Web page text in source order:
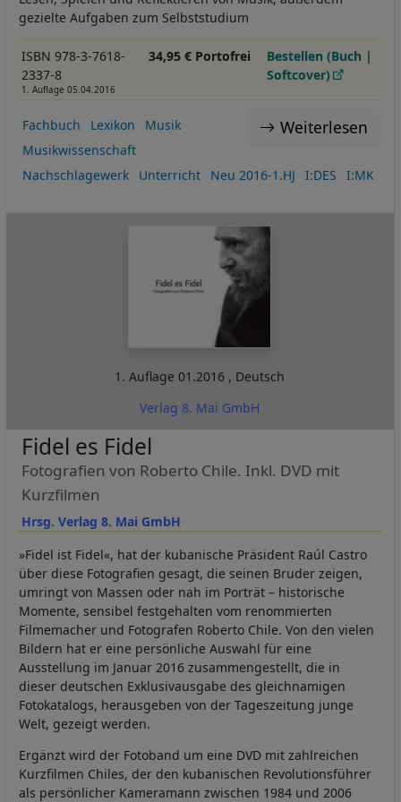
gezielte Aufgaben zum Selbststudium
ISBN 978-3-7618-
2337-8
1. Auflage 05.04.2016
34,95 € Portofrei
Bestellen (Buch |
Softcover)
Weiterlesen
Fachbuch Lexikon
Musik
Musikwissenschaft
Nachschlagewerk
Unterricht Neu 2016-1.HJ I:DES I:MK
1. Auflage01.2016 , Deutsch
Verlag 8. Mai GmbH
Hrsg. Verlag 8. Mai GmbH
Fidel es Fidel
Fotografien von Roberto Chile. Inkl. DVD mit
Kurzfilmen
»Fidel ist Fidel«, hat der kubanische Präsident Raúl Castro
über diese Fotografien gesagt, die seinen Bruder zeigen,
umringt von Massen oder nah im Porträt – historische
Momente, sensibel festgehalten vom renommierten
Filmemacher und Fotografen Roberto Chile. Von den vielen
Bildern hat er eine persönliche Auswahl für eine
Ausstellung im Januar 2016 zusammengestellt, die in
dieser deutschen Exklusivausgabe des gleichnamigen
Fotokatalogs, herausgeben von der Tageszeitung junge
Welt, gezeigt werden.
Ergänzt wird der Fotoband um eine DVD mit zahlreichen
Kurzfilmen Chiles, der den kubanischen Revolutionsführer
als persönlicher Kameramann zwischen 1984 und 2006